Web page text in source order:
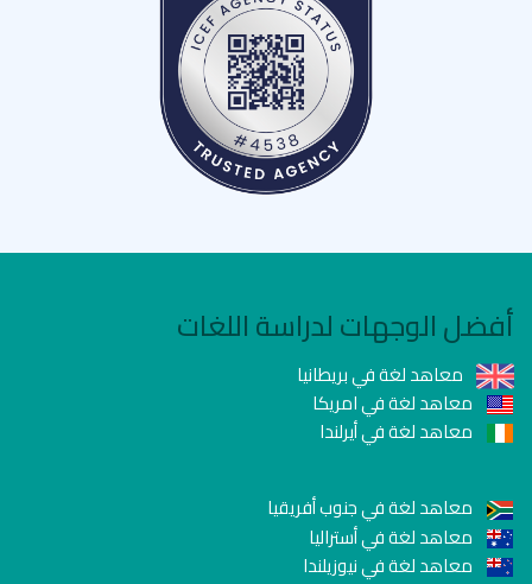
أفضل الوجهات لدراسة اللغات
معاهد لغة في بريطانيا
معاهد لغة في امريكا
معاهد لغة في أيرلندا
معاهد لغة في جنوب أفريقيا
معاهد لغة في أستراليا
معاهد لغة في نيوزيلندا